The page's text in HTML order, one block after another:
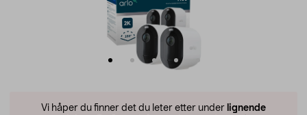
Vi håper du finner det du leter etter under lignende